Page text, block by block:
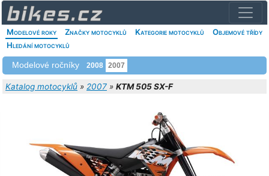
Modelové roky Značky motocyklů Kategorie motocyklů
Objemové třídy
Hledání motocyklů
Modelové ročníky 2008 2007
Katalog motocyklů » 2007 » KTM 505 SX-F